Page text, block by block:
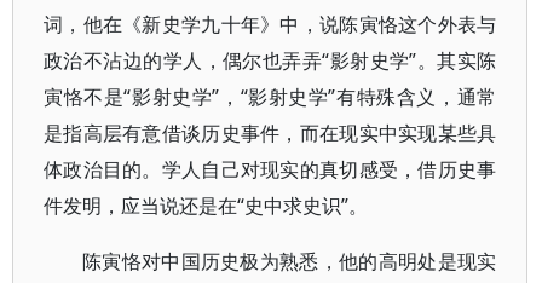
词，他在《新史学九十年》中，说陈寅恪这个外表与
政治不沾边的学人，偶尔也弄弄“影射史学”。其实陈
寅恪不是“影射史学”，“影射史学”有特殊含义，通常
是指高层有意借谈历史事件，而在现实中实现某些具
体政治目的。学人自己对现实的真切感受，借历史事
件发明，应当说还是在“史中求史识”。
陈寅恪对中国历史极为熟悉，他的高明处是现实